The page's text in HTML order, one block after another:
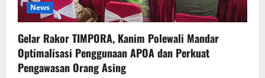
News
Gelar Rakor TIMPORA, Kanim Polewali Mandar
Optimalisasi Penggunaan APOA dan Perkuat
Pengawasan Orang Asing